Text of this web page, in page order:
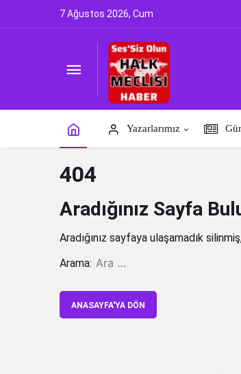
7 Ağustos 2026, Cum
Yazarlarımız
404
Aradığınız Sayfa
Aradığınız sayfaya ulaşamadık
Arama:
ANASAYFA'YA DÖN